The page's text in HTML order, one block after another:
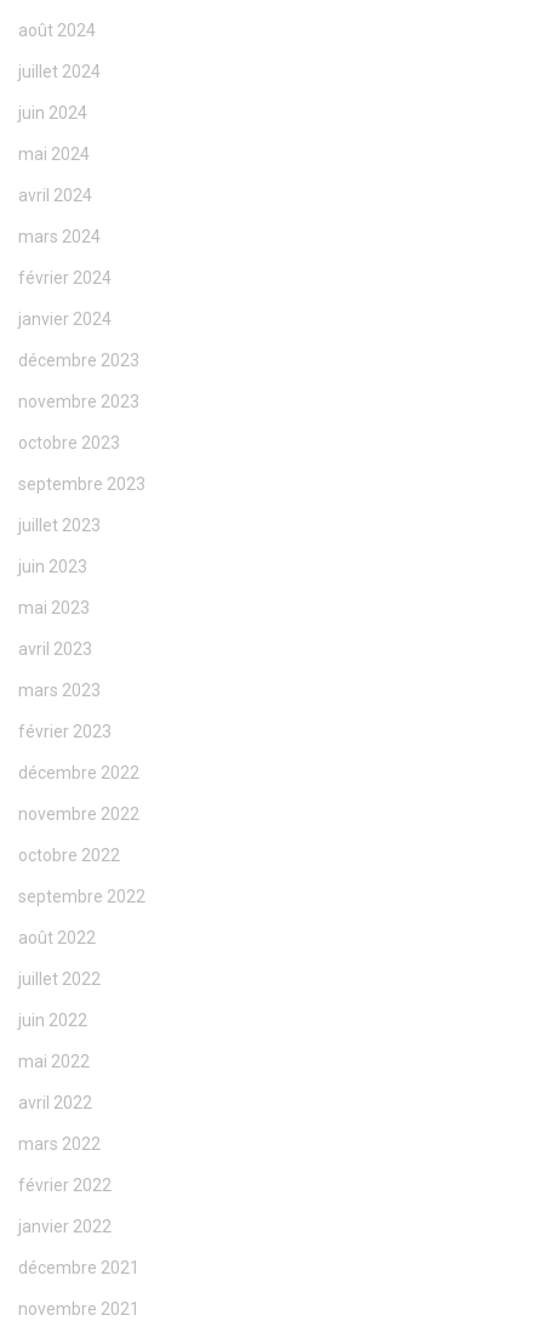
août 2024
juillet 2024
juin 2024
mai 2024
avril 2024
mars 2024
février 2024
janvier 2024
décembre 2023
novembre 2023
octobre 2023
septembre 2023
juillet 2023
juin 2023
mai 2023
avril 2023
mars 2023
février 2023
décembre 2022
novembre 2022
octobre 2022
septembre 2022
août 2022
juillet 2022
juin 2022
mai 2022
avril 2022
mars 2022
février 2022
janvier 2022
décembre 2021
novembre 2021